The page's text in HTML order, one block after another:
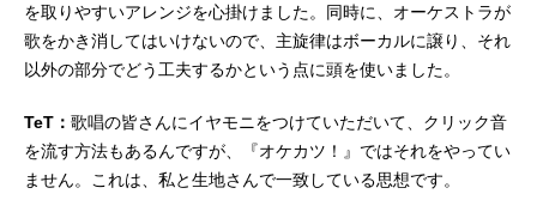
を取りやすいアレンジを心掛けました。同時に、オーケストラが
歌をかき消してはいけないので、主旋律はボーカルに譲り、それ
以外の部分でどう工夫するかという点に頭を使いました。
TeT： 歌唱の皆さんにイヤモニをつけていただいて、クリック音
を流す方法もあるんですが、『オケカツ！』ではそれをやってい
ません。これは、私と生地さんで一致している思想です。